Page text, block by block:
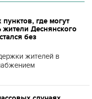
где могут
жители Деснянского
без
жителей в